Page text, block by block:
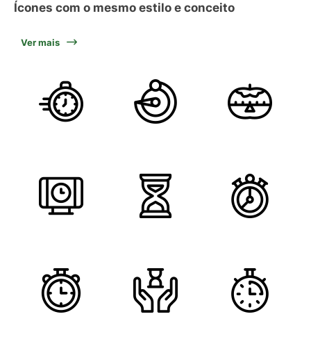
Ícones com o mesmo estilo e conceito
Ver mais